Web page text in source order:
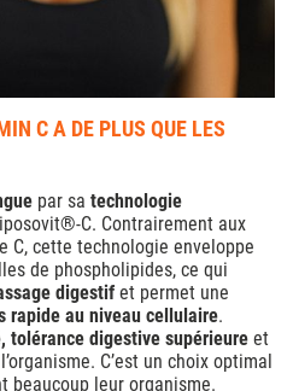
C A DE PLUS QUE LES
par sa technologie
C. Contrairement aux
C, cette technologie enveloppe
de phospholipides, ce qui
digestif et permet une
rapide au niveau cellulaire.
tolérance digestive supérieure et
C’est un choix optimal
beaucoup leur organisme.